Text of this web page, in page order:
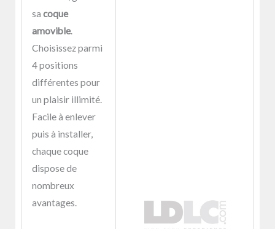
sa coque
amovible.
Choisissez parmi
4 positions
différentes pour
un plaisir illimité.
Facile à enlever
puis à installer,
chaque coque
dispose de
nombreux
avantages.